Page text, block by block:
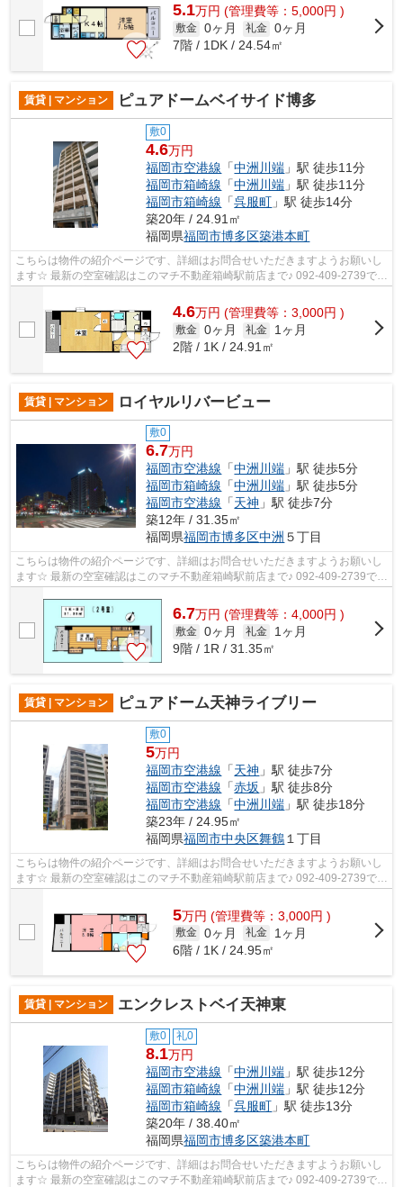
5.1万円 (管理費等：5,000円 )
敷金 0ヶ月 礼金 0ヶ月
7階 / 1DK / 24.54㎡
賃貸 | マンション ピュアドームベイサイド博多
敷0
4.6万円
福岡市空港線 「中洲川端 」駅 徒歩11分
福岡市箱崎線 「中洲川端 」駅 徒歩11分
福岡市箱崎線 「呉服町 」駅 徒歩14分
築20年 / 24.91㎡
福岡県福岡市博多区築港本町
こちらは物件の紹介ページです、詳細はお問合せいただきますようお願いし
ます☆ 最新の空室確認はこのマチ不動産箱崎駅前店まで♪ 092-409-2739で
す！迅速に対応致します！！！！！♪
4.6万円 (管理費等：3,000円 )
敷金 0ヶ月 礼金
1ヶ月
2階 / 1K / 24.91㎡
賃貸 | マンション ロイヤルリバービュー
敷0
6.7万円
福岡市空港線 「中洲川端 」駅 徒歩5分
福岡市箱崎線 「中洲川端 」駅 徒歩5分
福岡市空港線 「天神 」駅 徒歩7分
築12年 / 31.35㎡
福岡県福岡市博多区中洲 ５丁目
こちらは物件の紹介ページです、詳細はお問合せいただきますようお願いし
ます☆ 最新の空室確認はこのマチ不動産箱崎駅前店まで♪ 092-409-2739で
6.7万円 (管理費等：4,000円 )
敷金 0ヶ月 礼金
1ヶ月
9階 / 1R / 31.35㎡
賃貸 | マンション ピュアドーム天神ライブリー
敷0
5万円
福岡市空港線 「天神 」駅 徒歩7分
福岡市空港線 「赤坂 」駅 徒歩8分
福岡市空港線 「中洲川端 」駅 徒歩18分
築23年 / 24.95㎡
福岡県福岡市中央区舞鶴１丁目
こちらは物件の紹介ページです、詳細はお問合せいただきますようお願いし
ます☆ 最新の空室確認はこのマチ不動産箱崎駅前店まで♪ 092-409-2739で
5万円 (管理費等：3,000円 )
敷金 0ヶ月 礼金
1ヶ月
6階 / 1K / 24.95㎡
賃貸 | マンション エンクレストベイ天神東
敷0 礼0
8.1万円
福岡市空港線 「中洲川端 」駅 徒歩12分
福岡市箱崎線 「中洲川端 」駅 徒歩12分
福岡市箱崎線 「呉服町 」駅 徒歩13分
築20年 / 38.40㎡
福岡県福岡市博多区築港本町
こちらは物件の紹介ページです、詳細はお問合せいただきますようお願いし
ます☆ 最新の空室確認はこのマチ不動産箱崎駅前店まで♪ 092-409-2739で